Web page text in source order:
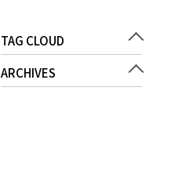
TAG CLOUD
ARCHIVES